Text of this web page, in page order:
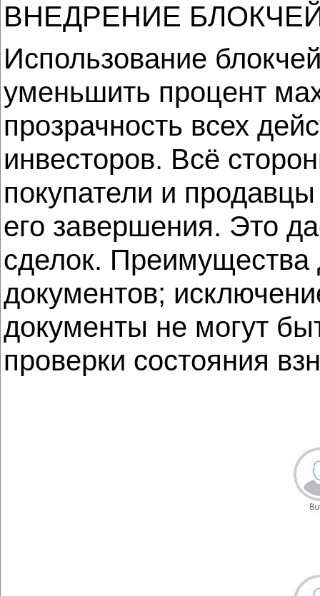
ВНЕДРЕНИЕ
Использование
уменьшить процент
прозрачность всех
инвесторов. Всё
покупатели и
его завершения. Это
сделок.
документов;
документы не могут
проверки состояния